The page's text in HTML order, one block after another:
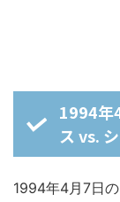
1994年
ス vs.
1994年4月7日